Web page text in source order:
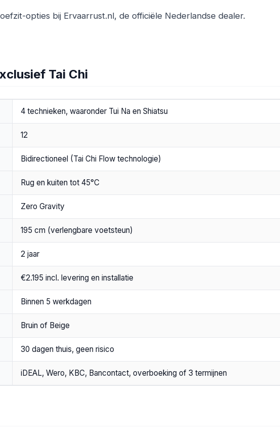
opties bij Ervaarrust.nl, de officiële Nederlandse dealer.
Tai Chi
4 technieken, waaronder Tui Na en Shiatsu
12
Bidirectioneel (Tai Chi Flow technologie)
Rug en kuiten tot 45°C
Zero Gravity
195 cm (verlengbare voetsteun)
2 jaar
€2.195 incl. levering en installatie
Binnen 5 werkdagen
Bruin of Beige
30 dagen thuis, geen risico
iDEAL, Wero, KBC, Bancontact, overboeking of 3 termijnen